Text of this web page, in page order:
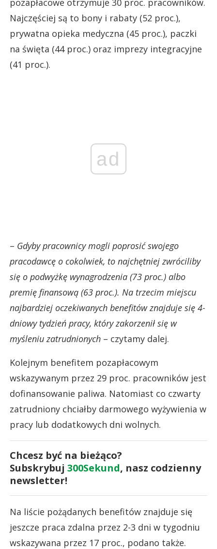
Najczęściej są to bony i rabaty (52 proc.),
prywatna opieka medyczna (45 proc.), paczki
na święta (44 proc.) oraz imprezy integracyjne
(41 proc.).
ad
– Gdyby pracownicy mogli poprosić swojego
pracodawcę o cokolwiek, to najchętniej zwróciliby
się o podwyżkę wynagrodzenia (73 proc.) albo
premię finansową (63 proc.). Na trzecim miejscu
najbardziej oczekiwanych benefitów znajduje się 4-
dniowy tydzień pracy, który zakorzenił się w
myśleniu zatrudnionych – czytamy dalej.
Kolejnym benefitem pozapłacowym
wskazywanym przez 29 proc. pracowników jest
dofinansowanie paliwa. Natomiast co czwarty
zatrudniony chciałby darmowego wyżywienia w
pracy lub dodatkowych dni wolnych.
Chcesz być na bieżąco?
Subskrybuj 300Sekund, nasz codzienny
newsletter!
Na liście pożądanych benefitów znajduje się
jeszcze praca zdalna przez 2-3 dni w tygodniu
wskazywana przez 17 proc., podano także.